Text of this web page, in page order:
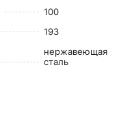
100
193
нержавеющая
сталь